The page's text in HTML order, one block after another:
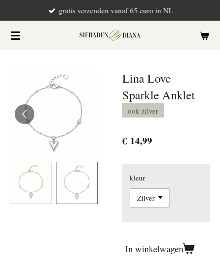
naar
gratis verzenden vanaf 65 euro in NL
Lina Love
Sparkle Anklet
ook zilver
€ 14,99
kleur
In winkelwagen